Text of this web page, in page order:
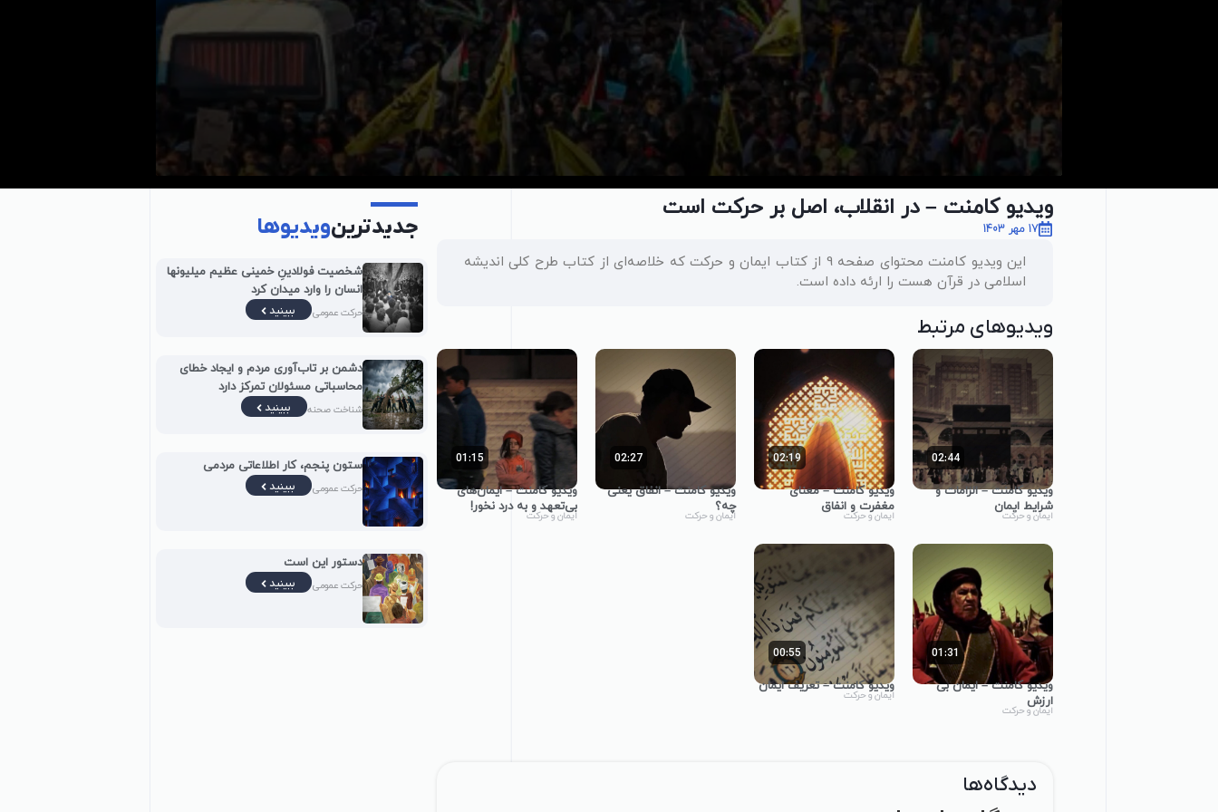
ویدیو کامنت – در انقلاب، اصل بر حرکت است
17 مهر 1403
این ویدیو کامنت محتوای صفحه 9 از کتاب ایمان و حرکت که خلاصه‌ای از کتاب طرح کلی اندیشه
اسلامی در قرآن هست را ارئه داده است.
ویدیوهای مرتبط
02:44
ویدیو کامنت – الزامات و
شرایط ایمان
ایمان و حرکت
02:19
ویدیو کامنت – معنای
مغفرت و انفاق
ایمان و حرکت
02:27
ویدیو کامنت – انفاق یعنی
چه؟
ایمان و حرکت
01:15
ویدیو کامنت – ایمان‌های
بی‌تعهد و به درد نخور!
ایمان و حرکت
01:31
ویدیو کامنت – ایمان بی
ارزش
ایمان و حرکت
00:55
ویدیو کامنت – تعریف ایمان
ایمان و حرکت
دیدگاه‌ها
جدیدترینویدیوها
شخصیت فولادینِ خمینی عظیم میلیونها
انسان را وارد میدان کرد
حرکت عمومی ببینید
دشمن بر تاب‌آوری مردم و ایجاد خطای
محاسباتی مسئولان تمرکز دارد
شناخت صحنه ببینید
ستون پنجم، کار اطلاعاتی مردمی
حرکت عمومی ببینید
دستور این است
حرکت عمومی ببینید